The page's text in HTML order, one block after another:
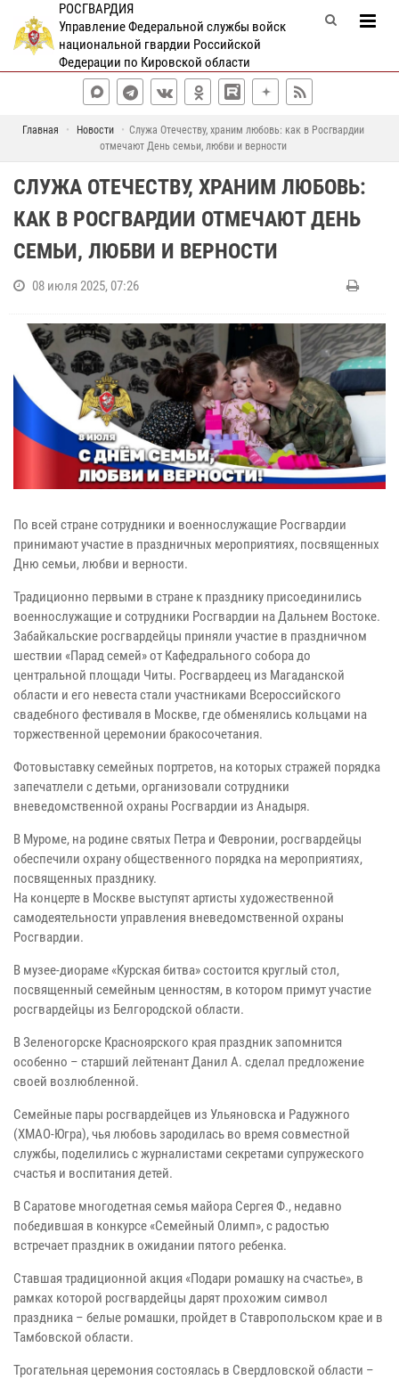
РОСГВАРДИЯ
Управление Федеральной службы войск
национальной гвардии Российской
Федерации по Кировской области
Главная Новости
Служа Отечеству, храним любовь: как в Росгвардии
отмечают День семьи, любви и верности
СЛУЖА ОТЕЧЕСТВУ, ХРАНИМ ЛЮБОВЬ:
КАК В РОСГВАРДИИ ОТМЕЧАЮТ ДЕНЬ
СЕМЬИ, ЛЮБВИ И ВЕРНОСТИ
08 июля 2025, 07:26
По всей стране сотрудники и военнослужащие Росгвардии
принимают участие в праздничных мероприятиях, посвященных
Дню семьи, любви и верности.
Традиционно первыми в стране к празднику присоединились
военнослужащие и сотрудники Росгвардии на Дальнем Востоке.
Забайкальские росгвардейцы приняли участие в праздничном
шествии «Парад семей» от Кафедрального собора до
центральной площади Читы. Росгвардеец из Магаданской
области и его невеста стали участниками Всероссийского
свадебного фестиваля в Москве, где обменялись кольцами на
торжественной церемонии бракосочетания.
Фотовыставку семейных портретов, на которых стражей порядка
запечатлели с детьми, организовали сотрудники
вневедомственной охраны Росгвардии из Анадыря.
В Муроме, на родине святых Петра и Февронии, росгвардейцы
обеспечили охрану общественного порядка на мероприятиях,
посвященных празднику.
На концерте в Москве выступят артисты художественной
самодеятельности управления вневедомственной охраны
Росгвардии.
В музее-диораме «Курская битва» состоится круглый стол,
посвященный семейным ценностям, в котором примут участие
росгвардейцы из Белгородской области.
В Зеленогорске Красноярского края праздник запомнится
особенно – старший лейтенант Данил А. сделал предложение
своей возлюбленной.
Семейные пары росгвардейцев из Ульяновска и Радужного
(ХМАО-Югра), чья любовь зародилась во время совместной
службы, поделились с журналистами секретами супружеского
счастья и воспитания детей.
В Саратове многодетная семья майора Сергея Ф., недавно
победившая в конкурсе «Семейный Олимп», с радостью
встречает праздник в ожидании пятого ребенка.
Ставшая традиционной акция «Подари ромашку на счастье», в
рамках которой росгвардейцы дарят прохожим символ
праздника – белые ромашки, пройдет в Ставропольском крае и в
Тамбовской области.
Трогательная церемония состоялась в Свердловской области –